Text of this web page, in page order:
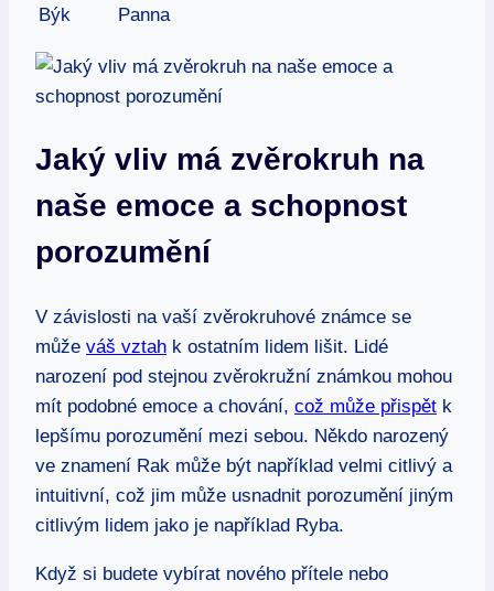
Býk Panna
Jaký vliv má zvěrokruh na
naše emoce a schopnost
porozumění
V závislosti na vaší zvěrokruhové známce se
může váš vztah k ostatním lidem lišit. Lidé
narození pod stejnou zvěrokružní známkou mohou
mít podobné emoce a chování, což může přispět k
lepšímu porozumění mezi sebou. Někdo narozený
ve znamení Rak může být například velmi citlivý a
intuitivní, což jim může usnadnit porozumění jiným
citlivým lidem jako je například Ryba.
Když si budete vybírat nového přítele nebo